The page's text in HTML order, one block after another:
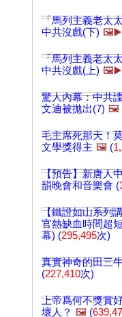
「馬列主義老太
中共沒戲(下) 🖼️▶️
「馬列主義老太
中共沒戲(上) 🖼️▶️
驚人內幕：中共
文迪被拋出(7) 🖼️
毛主席死那天！
文學獎得主 🖼️ (
【預告】新唐人
韻晚會和音樂會 (
【鐵證如山系列
官熱缺血時間超
幕) (295,495次)
真實神奇的田三
(227,410次)
上帝爲何不獎賞
壞人？ 🖼️ (